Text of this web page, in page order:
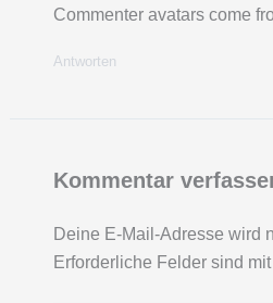
Commenter avatars come
Antworten
Kommentar
Deine E-Mail-Adresse wird
Erforderliche Felder sind mit